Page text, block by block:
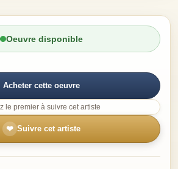
Oeuvre disponible
Acheter cette oeuvre
le premier à suivre cet artiste
❤ Suivre cet artiste